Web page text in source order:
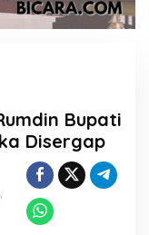
Bupati
Disergap
,